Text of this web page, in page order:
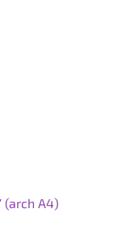
(arch A4)